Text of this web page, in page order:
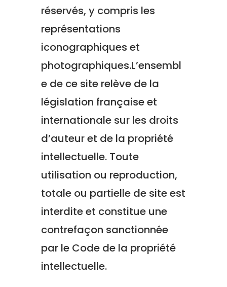
réservés, y compris les
représentations
iconographiques et
photographiques.L’ensembl
e de ce site relève de la
législation française et
internationale sur les droits
d’auteur et de la propriété
intellectuelle. Toute
utilisation ou reproduction,
totale ou partielle de site est
interdite et constitue une
contrefaçon sanctionnée
par le Code de la propriété
intellectuelle.